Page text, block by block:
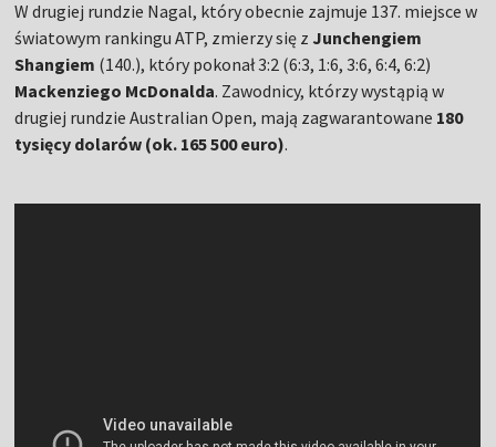
W drugiej rundzie Nagal, który obecnie zajmuje 137. miejsce w
światowym rankingu ATP, zmierzy się z Junchengiem
Shangiem (140.), który pokonał 3:2 (6:3, 1:6, 3:6, 6:4, 6:2)
Mackenziego McDonalda. Zawodnicy, którzy wystąpią w
drugiej rundzie Australian Open, mają zagwarantowane 180
tysięcy dolarów (ok. 165 500 euro).